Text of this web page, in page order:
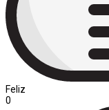
Feliz
0